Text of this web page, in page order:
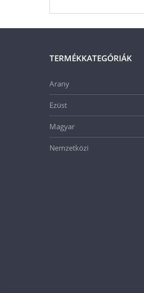
TERMÉKKATEGÓRIÁK
Arany
Ezüst
Magyar
Nemzetközi